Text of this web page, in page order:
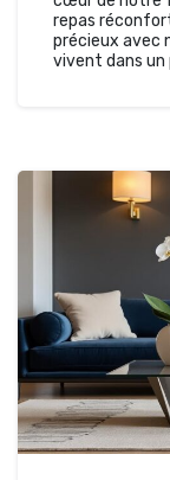
repas
précieux avec
vivent dans un